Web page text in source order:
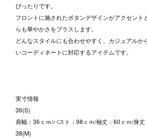
ぴったりです。
フロントに施されたボタンデザインがアクセント
らも華やかさをプラスします。
どんなスタイルにも合わせやすく、カジュアルか
いコーディネートに対応するアイテムです。
実寸情報
36(S)
肩幅：36ｃｍ/バスト：98ｃｍ/袖丈：60ｃｍ/身丈
38(M)